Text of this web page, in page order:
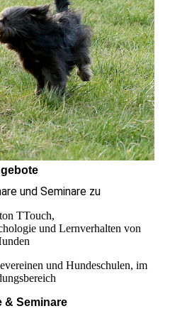
und Seminare zu
TTouch,
und Lernverhalten von
und Hundeschulen, im
& Seminare